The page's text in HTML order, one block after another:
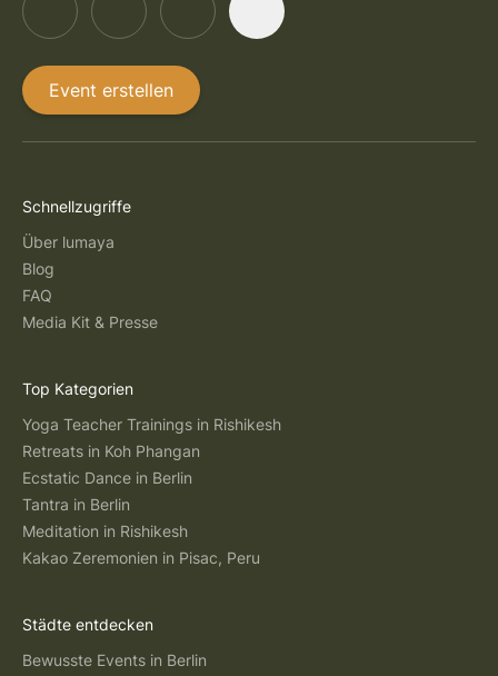
Event erstellen
Schnellzugriffe
Über lumaya
Blog
FAQ
Media Kit & Presse
Top Kategorien
Yoga Teacher Trainings in Rishikesh
Retreats in Koh Phangan
Ecstatic Dance in Berlin
Tantra in Berlin
Meditation in Rishikesh
Kakao Zeremonien in Pisac, Peru
Städte entdecken
Bewusste Events in Berlin